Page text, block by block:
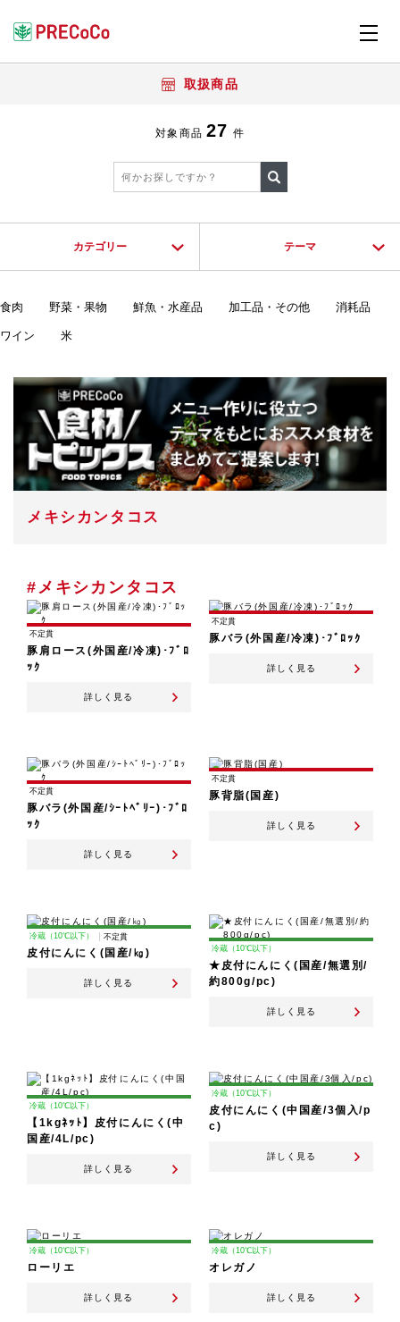
取扱商品
対象商品 27 件
カテゴリー テーマ
食肉 野菜・果物 鮮魚・水産品 加工品・その他 消耗品
ワイン 米
メキシカンタコス
#メキシカンタコス
不定貫
豚肩ロース(外国産/冷凍)･ﾌﾞﾛ
ｯｸ
詳しく見る
不定貫
豚バラ(外国産/冷凍)･ﾌﾞﾛｯｸ
詳しく見る
不定貫
豚バラ(外国産/ｼｰﾄﾍﾞﾘｰ)･ﾌﾞﾛ
ｯｸ
詳しく見る
不定貫
豚背脂(国産)
詳しく見る
冷蔵（10℃以下） 不定貫
皮付にんにく(国産/㎏)
詳しく見る
冷蔵（10℃以下）
★皮付にんにく(国産/無選別/
約800g/pc)
詳しく見る
冷蔵（10℃以下）
【1kgﾈｯﾄ】皮付にんにく(中
国産/4L/pc)
詳しく見る
冷蔵（10℃以下）
皮付にんにく(中国産/3個入/p
c)
詳しく見る
冷蔵（10℃以下）
ローリエ
詳しく見る
冷蔵（10℃以下）
オレガノ
詳しく見る